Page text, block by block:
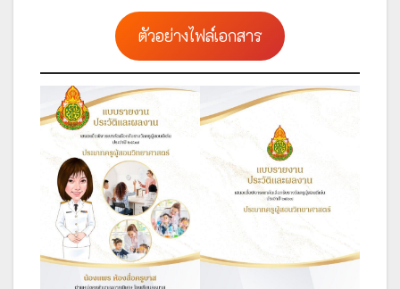
ตัวอย่างไฟล์เอกสาร